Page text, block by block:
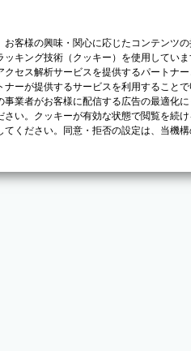
客様の興味・関心に応じたコンテンツ
キング技術（クッキー）を使用してい
セス解析サービスを提供するパートナ
ーが提供するサービスを利用すること
業者がお客様に配信する広告の最適化
い。クッキーが有効な状態で閲覧を続
ください。同意・拒否の設定は、当機構